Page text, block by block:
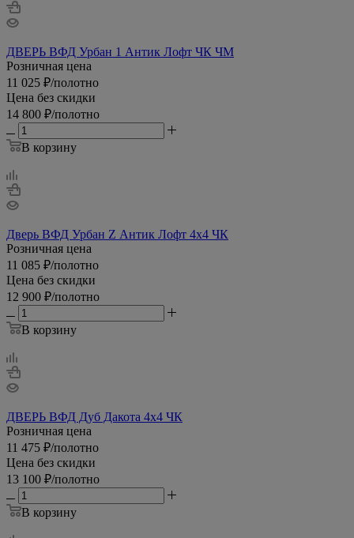
ДВЕРЬ ВФД Урбан 1 Антик Лофт ЧК ЧМ
Розничная цена
11 025 ₽/полотно
Цена без скидки
14 800 ₽/полотно
В корзину
Дверь ВФД Урбан Z Антик Лофт 4х4 ЧК
Розничная цена
11 085 ₽/полотно
Цена без скидки
12 900 ₽/полотно
В корзину
ДВЕРЬ ВФД Дуб Дакота 4х4 ЧК
Розничная цена
11 475 ₽/полотно
Цена без скидки
13 100 ₽/полотно
В корзину